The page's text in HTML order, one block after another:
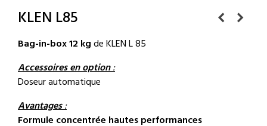
KLEN L85
Bag-in-box 12 kgde KLEN L 85
Accessoires en option:
Doseur automatique
Avantages:
Formule concentrée hautes performances